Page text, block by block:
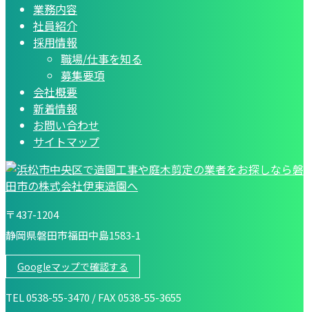
業務内容
社員紹介
採用情報
職場/仕事を知る
募集要項
会社概要
新着情報
お問い合わせ
サイトマップ
〒437-1204
静岡県磐田市福田中島1583-1
Googleマップで確認する
TEL 0538-55-3470 / FAX 0538-55-3655